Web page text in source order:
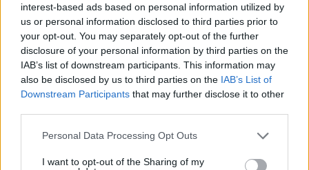
interest-based ads based on personal information utilized by
us or personal information disclosed to third parties prior to
your opt-out. You may separately opt-out of the further
disclosure of your personal information by third parties on the
IAB’s list of downstream participants. This information may
also be disclosed by us to third parties on the IAB’s List of
Downstream Participants that may further disclose it to other
Please note that this website/app uses one or more Google
not limited to your visit or usage behaviour. You may click to
Personal Data Processing Opt Outs
I want to opt-out of the Sharing of my
Νυχτερινή εργασία: Τι συμβαίνει στο σώμα όταν το
βιολογικό ρολόι απορρυθμίζεται
πριν 23 λεπτά
5 κλασικά γλυκά και ποτά στα οποία επιστρέφουμε
πάντα
πριν 24 λεπτά
στιγμιότυπο
πριν 34 λεπτά